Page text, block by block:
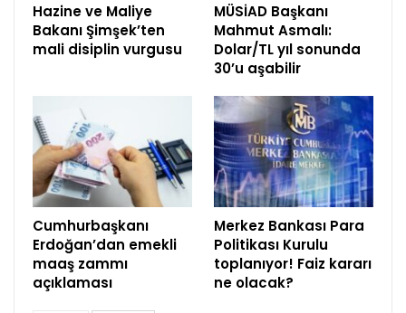
Hazine ve Maliye
Bakanı Şimşek’ten
mali disiplin vurgusu
MÜSİAD Başkanı
Mahmut Asmalı:
Dolar/TL yıl sonunda
30’u aşabilir
Cumhurbaşkanı
Erdoğan’dan emekli
maaş zammı
açıklaması
Merkez Bankası Para
Politikası Kurulu
toplanıyor! Faiz kararı
ne olacak?